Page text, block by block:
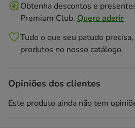
Obtenha descontos e
Premium Club. Quero aderir
Tudo o que seu patudo
produtos no nosso catálogo.
Opiniões dos clientes
Este produto ainda não tem